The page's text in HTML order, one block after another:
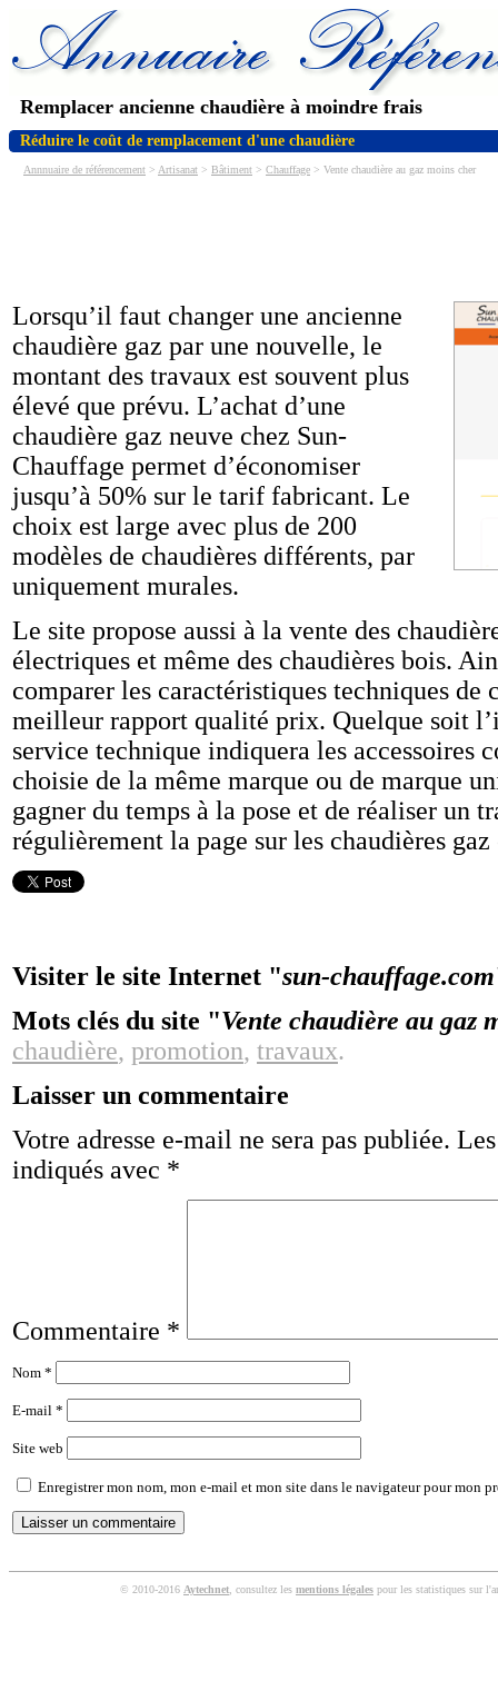
Remplacer ancienne chaudière à moindre frais
Réduire le coût de remplacement d'une chaudière
Annnuaire de référencement > Artisanat > Bâtiment > Chauffage > Vente chaudière au gaz moins cher
Lorsqu’il faut changer une ancienne
chaudière gaz par une nouvelle, le
montant des travaux est souvent plus
élevé que prévu. L’achat d’une
chaudière gaz neuve chez Sun-
Chauffage permet d’économiser
jusqu’à 50% sur le tarif fabricant. Le
choix est large avec plus de 200
modèles de chaudières différents, par
uniquement murales.
Le site propose aussi à la vente des
électriques et même des chaudières bois.
comparer les caractéristiques techniques
meilleur rapport qualité prix. Quelque soit
service technique indiquera les accessoires
choisie de la même marque ou de marque
gagner du temps à la pose et de réaliser un
régulièrement la page sur les chaudières
Visiter le site Internet "sun-chauffage.com
Mots clés du site "Vente chaudière au gaz
chaudière, promotion, travaux.
Laisser un commentaire
Votre adresse e-mail ne sera pas publiée.
indiqués avec *
Commentaire *
Nom *
E-mail *
Site web
Enregistrer mon nom, mon e-mail et mon site dans le navigateur pour mon
© 2010-2016 Aytechnet , consultez les mentions légales pour les statistiques sur